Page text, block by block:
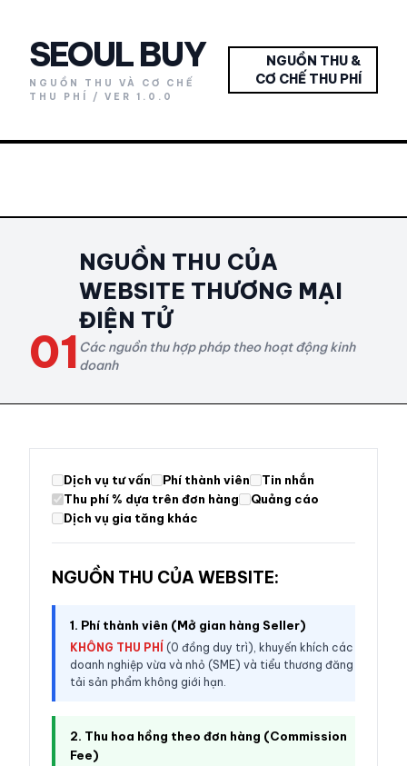
SEOUL BUY
NGUỒN THU VÀ CƠ CHẾ
THU PHÍ / VER 1.0.0
NGUỒN THU &
CƠ CHẾ THU PHÍ
01
NGUỒN THU CỦA
WEBSITE THƯƠNG MẠI
ĐIỆN TỬ
Các nguồn thu hợp pháp theo hoạt động kinh
doanh
Dịch vụ tư vấn Phí thành viên
Tin nhắn
Thu phí % dựa trên đơn hàng
Quảng cáo
Dịch vụ gia tăng khác
NGUỒN THU CỦA WEBSITE:
1. Phí thành viên (Mở gian hàng Seller)
KHÔNG THU PHÍ (0 đồng duy trì), khuyến khích các
doanh nghiệp vừa và nhỏ (SME) và tiểu thương đăng
tải sản phẩm không giới hạn.
2. Thu hoa hồng theo đơn hàng (Commission
Fee)